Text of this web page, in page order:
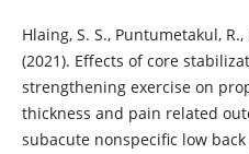
Hlaing, S. S., Puntumetakul,
(2021). Effects of core
strengthening exercise on
thickness and pain related
subacute nonspecific low